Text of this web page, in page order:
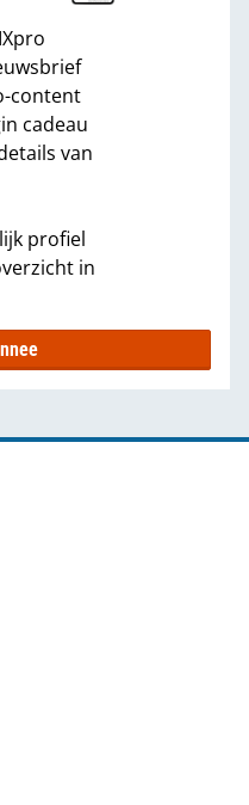
content
cadeau
van
profiel
in